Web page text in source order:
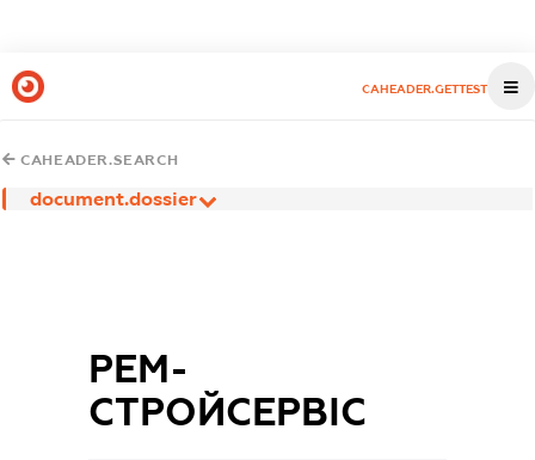
CAHEADER.GETTEST
CAHEADER.SEARCH
document.dossier
РЕМ-
СТРОЙСЕРВІС